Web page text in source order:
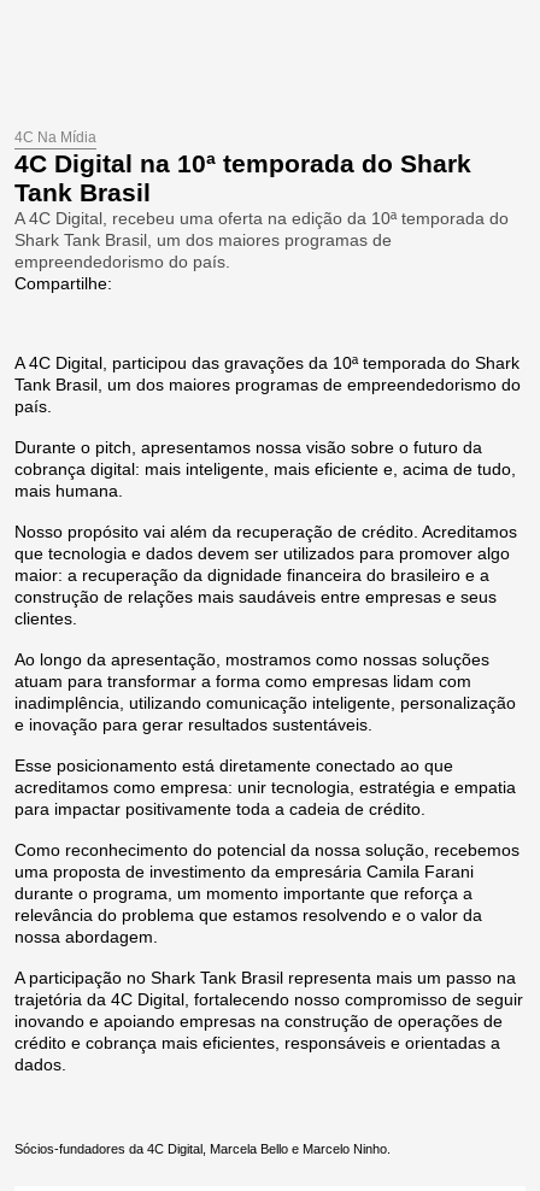
4C Na Mídia
4C Digital na 10ª temporada do Shark
Tank Brasil
A 4C Digital, recebeu uma oferta na edição da 10ª temporada do
Shark Tank Brasil, um dos maiores programas de
empreendedorismo do país.
Compartilhe:
A 4C Digital, participou das gravações da 10ª temporada do Shark
Tank Brasil, um dos maiores programas de empreendedorismo do
país.
Durante o pitch, apresentamos nossa visão sobre o futuro da
cobrança digital: mais inteligente, mais eficiente e, acima de tudo,
mais humana.
Nosso propósito vai além da recuperação de crédito. Acreditamos
que tecnologia e dados devem ser utilizados para promover algo
maior: a recuperação da dignidade financeira do brasileiro e a
construção de relações mais saudáveis entre empresas e seus
clientes.
Ao longo da apresentação, mostramos como nossas soluções
atuam para transformar a forma como empresas lidam com
inadimplência, utilizando comunicação inteligente, personalização
e inovação para gerar resultados sustentáveis.
Esse posicionamento está diretamente conectado ao que
acreditamos como empresa: unir tecnologia, estratégia e empatia
para impactar positivamente toda a cadeia de crédito.
Como reconhecimento do potencial da nossa solução, recebemos
uma proposta de investimento da empresária Camila Farani
durante o programa, um momento importante que reforça a
relevância do problema que estamos resolvendo e o valor da
nossa abordagem.
A participação no Shark Tank Brasil representa mais um passo na
trajetória da 4C Digital, fortalecendo nosso compromisso de seguir
inovando e apoiando empresas na construção de operações de
crédito e cobrança mais eficientes, responsáveis e orientadas a
dados.
Sócios-fundadores da 4C Digital, Marcela Bello e Marcelo Ninho.